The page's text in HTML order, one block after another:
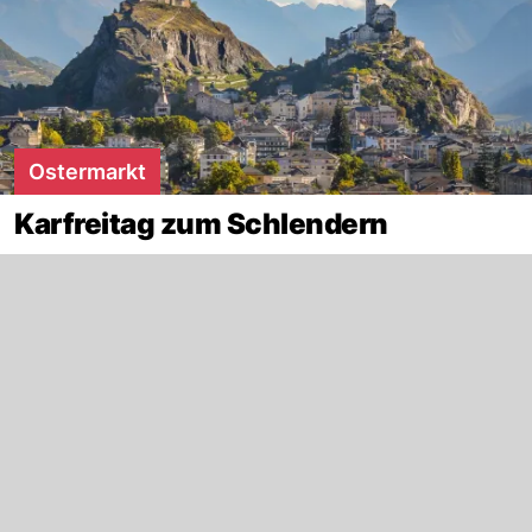
Ostermarkt
Karfreitag zum Schlendern